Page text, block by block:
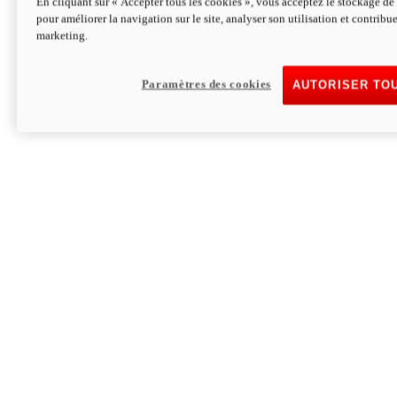
Hypermotard V2 SP 100
Découvrez-le
pour améliorer la navigation sur le site, analyser son utilisation et
marketing.
AUTORISER
Paramètres des cookies